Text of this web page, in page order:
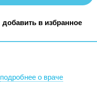
добавить в избранное
подробнее о враче